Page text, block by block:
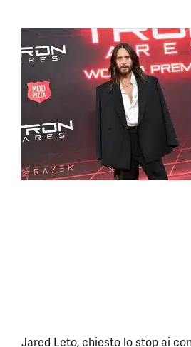
Jared Leto, chiesto lo stop ai